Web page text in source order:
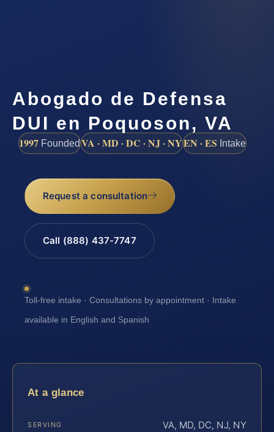
Abogado de Defensa
DUI en Poquoson, VA
1997 FoundedVA · MD · DC · NJ · NYEN · ES Intake
Request a consultation
Call (888) 437-7747
Toll-free intake · Consultations by appointment · Intake
available in English and Spanish
At a glance
SERVING VA, MD, DC, NJ, NY